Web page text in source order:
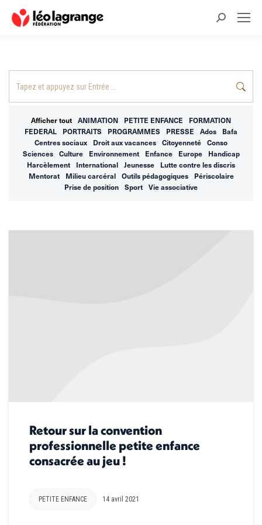
Recherche
Afficher tout ANIMATION PETITE ENFANCE
FORMATION
FEDERAL
PORTRAITS PROGRAMMES PRESSE Ados
Bafa
Centres sociaux
Droit aux vacances Citoyenneté
Conso
Sciences
Culture Environnement Enfance Europe
Handicap
Harcèlement
International Jeunesse
Lutte contre les discris
Mentorat
Milieu carcéral Outils pédagogiques
Périscolaire
Prise de position
Sport Vie associative
Retour sur la convention
professionnelle petite enfance
consacrée au jeu !
PETITE ENFANCE 14 avril 2021